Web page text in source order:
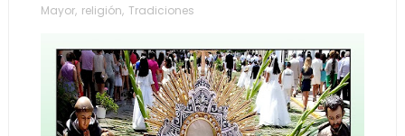
Mayor, religión, Tradiciones